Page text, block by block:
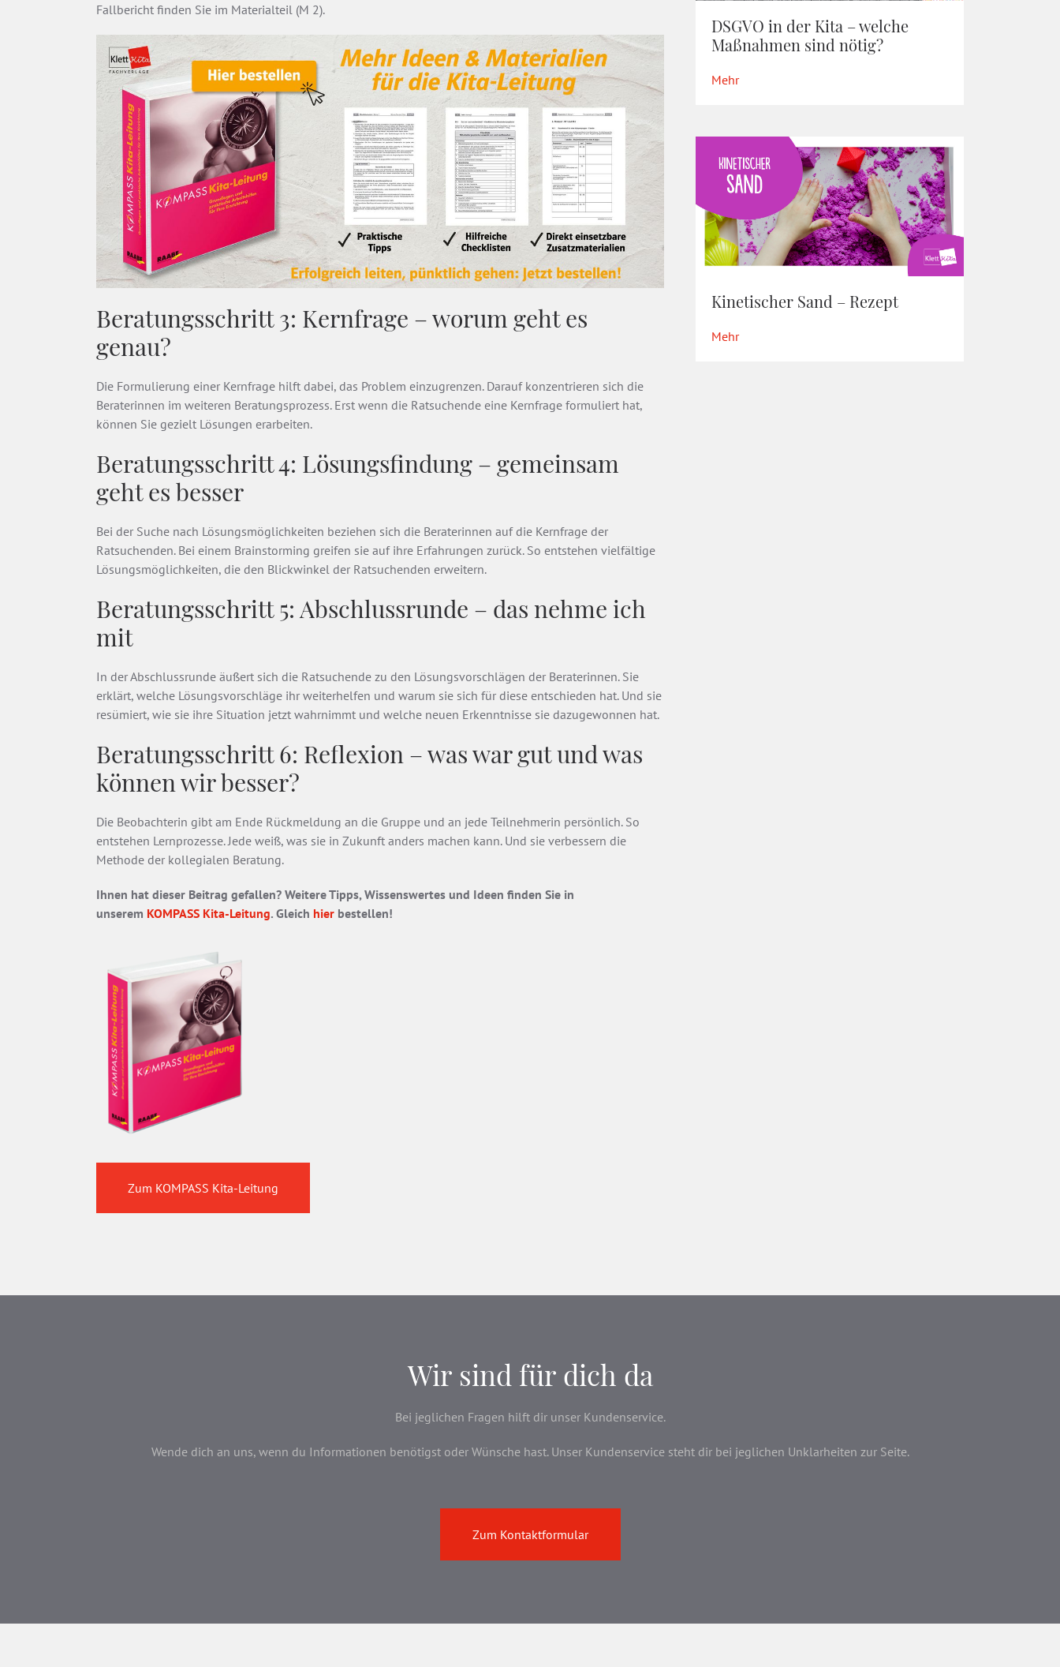
Fallbericht finden Sie im Materialteil (M 2).
Beratungsschritt 3: Kernfrage – worum geht es
genau?
Die Formulierung einer Kernfrage hilft dabei, das Problem einzugrenzen. Darauf konzentrieren sich die
Beraterinnen im weiteren Beratungsprozess. Erst wenn die Ratsuchende eine Kernfrage formuliert hat,
können Sie gezielt Lösungen erarbeiten.
Beratungsschritt 4: Lösungsfindung – gemeinsam
geht es besser
Bei der Suche nach Lösungsmöglichkeiten beziehen sich die Beraterinnen auf die Kernfrage der
Ratsuchenden. Bei einem Brainstorming greifen sie auf ihre Erfahrungen zurück. So entstehen vielfältige
Lösungsmöglichkeiten, die den Blickwinkel der Ratsuchenden erweitern.
Beratungsschritt 5: Abschlussrunde – das nehme ich
mit
In der Abschlussrunde äußert sich die Ratsuchende zu den Lösungsvorschlägen der Beraterinnen. Sie
erklärt, welche Lösungsvorschläge ihr weiterhelfen und warum sie sich für diese entschieden hat. Und sie
resümiert, wie sie ihre Situation jetzt wahrnimmt und welche neuen Erkenntnisse sie dazugewonnen hat.
Beratungsschritt 6: Reflexion – was war gut und was
können wir besser?
Die Beobachterin gibt am Ende Rückmeldung an die Gruppe und an jede Teilnehmerin persönlich. So
entstehen Lernprozesse. Jede weiß, was sie in Zukunft anders machen kann. Und sie verbessern die
Methode der kollegialen Beratung.
Ihnen hat dieser Beitrag gefallen? Weitere Tipps, Wissenswertes und Ideen finden Sie in
unserem KOMPASS Kita-Leitung. Gleich hier bestellen!
Zum KOMPASS Kita-Leitung
DSGVO in der Kita – welche
Maßnahmen sind nötig?
Mehr
Kinetischer Sand – Rezept
Mehr
Wir sind für dich da
Bei jeglichen Fragen hilft dir unser Kundenservice.
Wende dich an uns, wenn du Informationen benötigst oder Wünsche hast. Unser Kundenservice steht dir bei jeglichen Unklarheiten zur Seite.
Zum Kontaktformular